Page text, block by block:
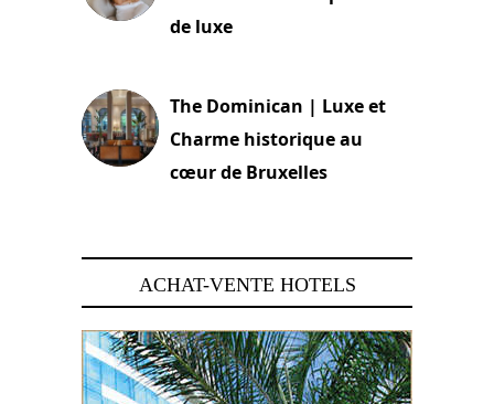
de luxe
The Dominican | Luxe et
Charme historique au
cœur de Bruxelles
ACHAT-VENTE HOTELS